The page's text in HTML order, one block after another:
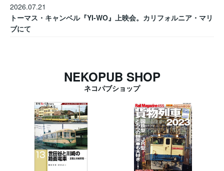
2026.07.21
トーマス・キャンベル『YI-WO』上映会。カリフォルニア・マリ
ブにて
NEKOPUB SHOP
ネコパブショップ